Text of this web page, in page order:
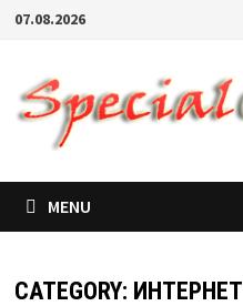
07.08.2026
MENU
CATEGORY: ИНТЕРНЕТ